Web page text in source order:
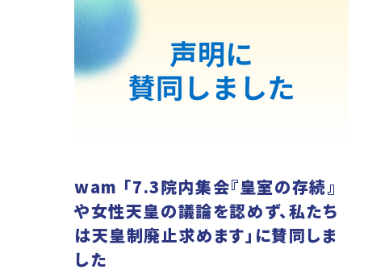
wam 「7.3院内集会『皇室の存続』
や女性天皇の議論を認めず、私たち
は天皇制廃止求めます」に賛同しま
した